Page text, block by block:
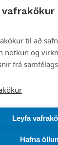
til að
notkun og
frá
Leyfa
Hafna
leið